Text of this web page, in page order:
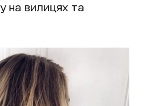
на вилицях та